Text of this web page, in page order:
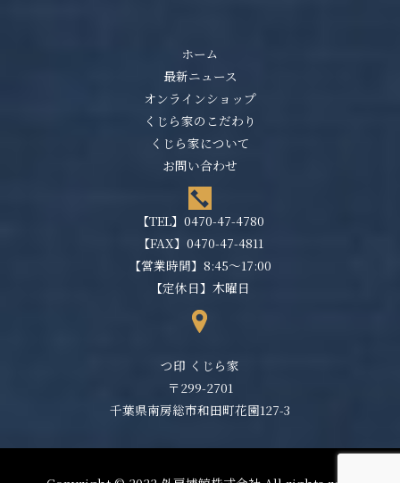
ホーム
最新ニュース
オンラインショップ
くじら家のこだわり
くじら家について
お問い合わせ
【TEL】 0470-47-4780
【FAX】0470-47-4811
【営業時間】8:45～17:00
【定休日】木曜日
つ印 くじら家
〒299-2701
千葉県南房総市和田町花園127-3